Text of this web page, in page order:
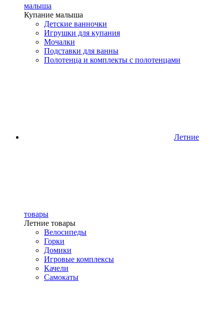
малыша
Купание малыша
Детские ванночки
Игрушки для купания
Мочалки
Подставки для ванны
Полотенца и комплекты с полотенцами
Летние
товары
Летние товары
Велосипеды
Горки
Домики
Игровые комплексы
Качели
Самокаты